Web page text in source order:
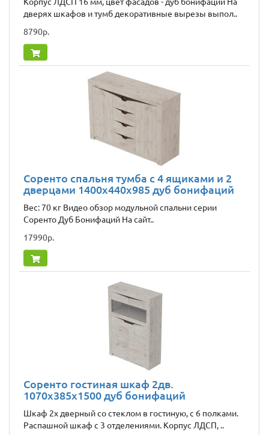
Корпус ЛДСП 16 мм, цвет фасадов - дуб бонифаций На
дверях шкафов и тумб декоративные вырезы выпол..
8790р.
Соренто спальня тумба с 4 ящиками и 2
дверцами 1400х440х985 дуб бонифаций
Вес: 70 кг Видео обзор модульной спальни серии
Соренто Дуб Бонифаций На сайт..
17990р.
Соренто гостиная шкаф 2дв.
1070x385x1500 дуб бонифаций
Шкаф 2х дверный со стеклом в гостиную, с 6 полками.
Распашной шкаф с 3 отделениями. Корпус ЛДСП, ..